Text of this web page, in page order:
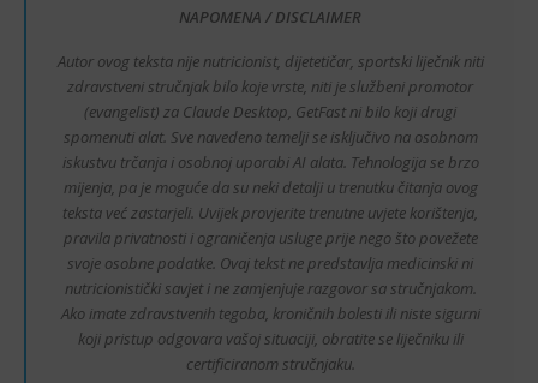
NAPOMENA / DISCLAIMER
Autor ovog teksta nije nutricionist, dijetetičar, sportski liječnik niti
zdravstveni stručnjak bilo koje vrste, niti je službeni promotor
(evangelist) za Claude Desktop, GetFast ni bilo koji drugi
spomenuti alat. Sve navedeno temelji se isključivo na osobnom
iskustvu trčanja i osobnoj uporabi AI alata. Tehnologija se brzo
mijenja, pa je moguće da su neki detalji u trenutku čitanja ovog
teksta već zastarjeli. Uvijek provjerite trenutne uvjete korištenja,
pravila privatnosti i ograničenja usluge prije nego što povežete
svoje osobne podatke. Ovaj tekst ne predstavlja medicinski ni
nutricionistički savjet i ne zamjenjuje razgovor sa stručnjakom.
Ako imate zdravstvenih tegoba, kroničnih bolesti ili niste sigurni
koji pristup odgovara vašoj situaciji, obratite se liječniku ili
certificiranom stručnjaku.